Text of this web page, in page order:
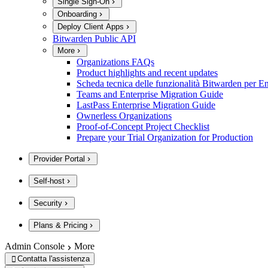
Onboarding
Deploy Client Apps
Bitwarden Public API
More
Organizations FAQs
Product highlights and recent updates
Scheda tecnica delle funzionalità Bitwarden per
Teams and Enterprise Migration Guide
LastPass Enterprise Migration Guide
Ownerless Organizations
Proof-of-Concept Project Checklist
Prepare your Trial Organization for Production
Provider Portal
Self-host
Security
Plans & Pricing
Admin Console More
 Contatta l'assistenza